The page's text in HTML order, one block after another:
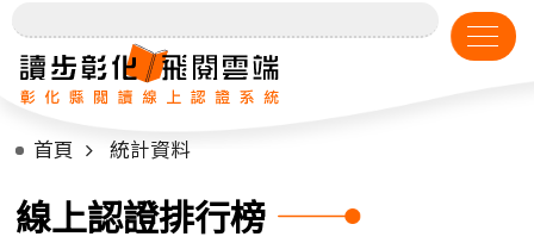
首頁 統計資料
線上認證排行榜